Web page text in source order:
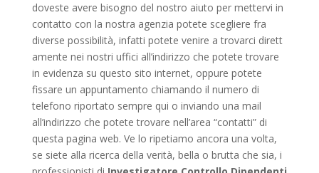
doveste avere bisogno del nostro aiuto per mettervi in
contatto con la nostra agenzia potete scegliere fra
diverse possibilità, infatti potete venire a trovarci dirett
amente nei nostri uffici all’indirizzo che potete trovare
in evidenza su questo sito internet, oppure potete
fissare un appuntamento chiamando il numero di
telefono riportato sempre qui o inviando una mail
all’indirizzo che potete trovare nell’area “contatti” di
questa pagina web. Ve lo ripetiamo ancora una volta,
se siete alla ricerca della verità, bella o brutta che sia, i